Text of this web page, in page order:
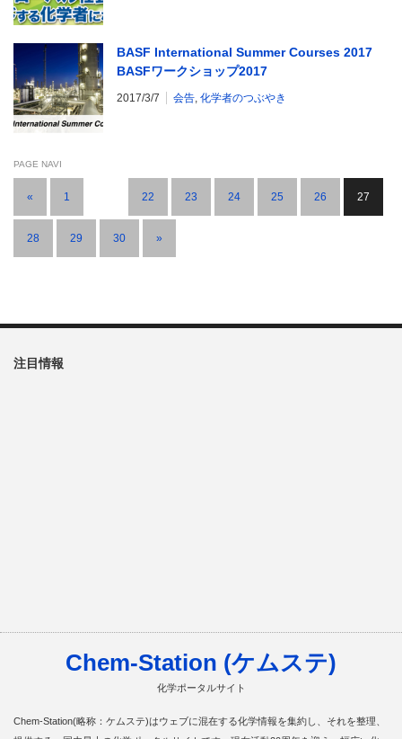
BASF International Summer Courses 2017
BASFワークショップ2017
2017/3/7 会告, 化学者のつぶやき
PAGE NAVI
« 1 22 23 24 25 26 27
28 29 30 »
注目情報
Chem-Station (ケムステ)
化学ポータルサイト
Chem-Station(略称：ケムステ)はウェブに混在する化学情報を集約し、それを整理、